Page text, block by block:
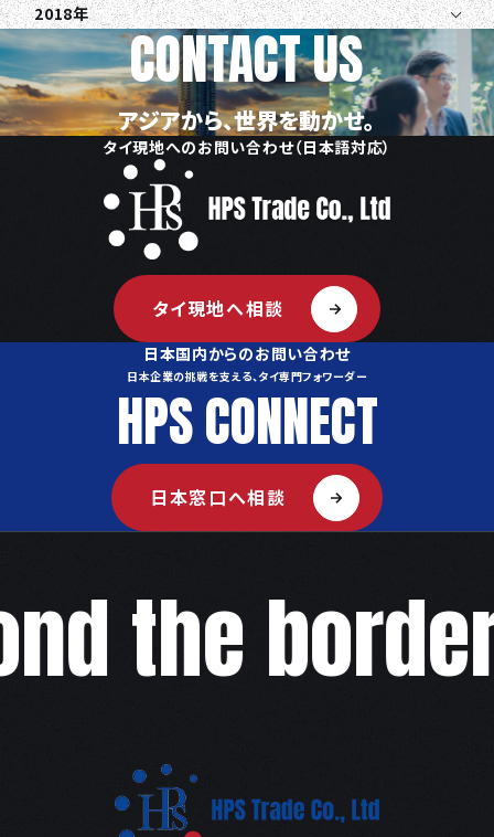
2018年
CONTACT US
アジアから、世界を動かせ。
タイ現地へのお問い合わせ（日本語対応）
タイ現地へ相談
日本国内からのお問い合わせ
日本企業の挑戦を支える、タイ専門フォワーダー
HPS CONNECT
日本窓口へ相談
the